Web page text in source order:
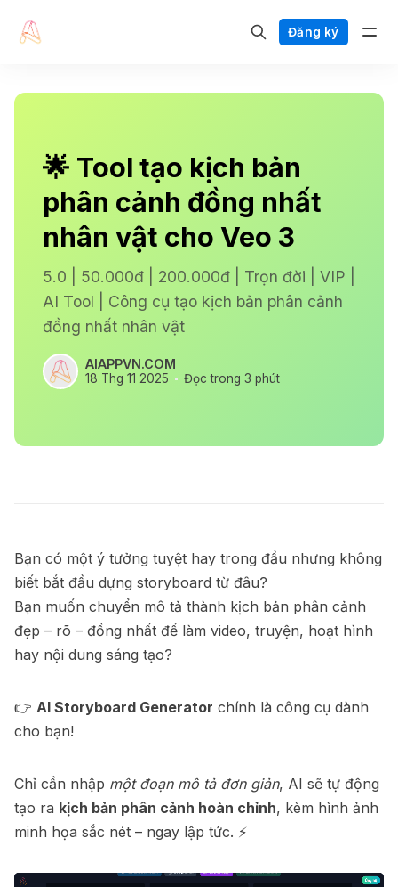
Đăng ký
🌟 Tool tạo kịch bản
phân cảnh đồng nhất
nhân vật cho Veo 3
5.0 | 50.000đ | 200.000đ | Trọn đời | VIP |
AI Tool | Công cụ tạo kịch bản phân cảnh
đồng nhất nhân vật
AIAPPVN.COM
18 Thg 11 2025 Đọc trong 3 phút
Bạn có một ý tưởng tuyệt hay trong đầu nhưng không
biết bắt đầu dựng storyboard từ đâu?
Bạn muốn chuyển mô tả thành kịch bản phân cảnh
đẹp – rõ – đồng nhất để làm video, truyện, hoạt hình
hay nội dung sáng tạo?
👉 AI Storyboard Generator chính là công cụ dành
cho bạn!
Chỉ cần nhập một đoạn mô tả đơn giản, AI sẽ tự động
tạo ra kịch bản phân cảnh hoàn chỉnh, kèm hình ảnh
minh họa sắc nét – ngay lập tức. ⚡️